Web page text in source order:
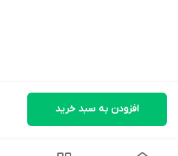
افزودن به سبد خرید